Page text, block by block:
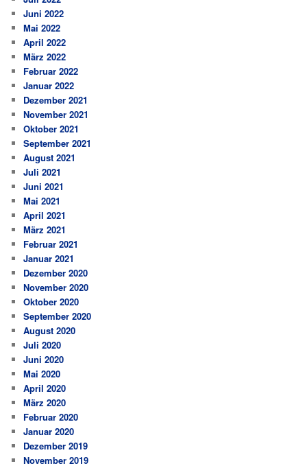
Juni 2022
Mai 2022
April 2022
März 2022
Februar 2022
Januar 2022
Dezember 2021
November 2021
Oktober 2021
September 2021
August 2021
Juli 2021
Juni 2021
Mai 2021
April 2021
März 2021
Februar 2021
Januar 2021
Dezember 2020
November 2020
Oktober 2020
September 2020
August 2020
Juli 2020
Juni 2020
Mai 2020
April 2020
März 2020
Februar 2020
Januar 2020
Dezember 2019
November 2019